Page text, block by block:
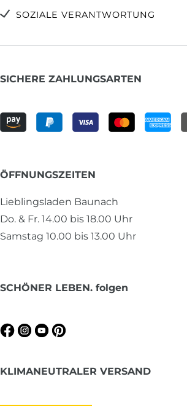
SOZIALE VERANTWORTUNG
SICHERE ZAHLUNGSARTEN
ÖFFNUNGSZEITEN
Lieblingsladen Baunach
Do. & Fr. 14.00 bis 18.00 Uhr
Samstag 10.00 bis 13.00 Uhr
SCHÖNER LEBEN. folgen
KLIMANEUTRALER VERSAND